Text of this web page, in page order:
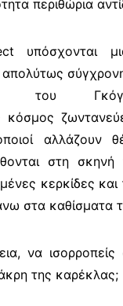
περιθώρια
υπόσχονται
απολύτως
του
κόσμος
αλλάζουν
στη
κερκίδες
στα καθίσματα
να
της καρέκλας;